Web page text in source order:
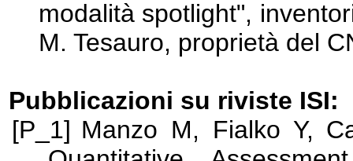
modalità spotlight",
M. Tesauro, proprietà del
Pubblicazioni su riviste ISI:
[P_1] Manzo M, Fialko Y,